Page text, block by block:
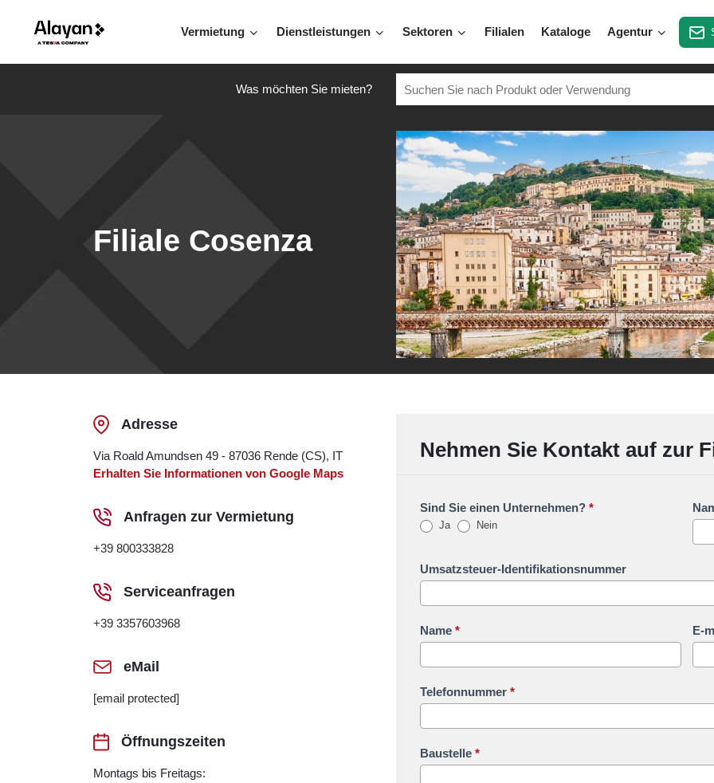
Vermietung Dienstleistungen Sektoren Filialen Kataloge Agentur
Was möchten Sie mieten?
Filiale Cosenza
Adresse
Via Roald Amundsen 49 - 87036 Rende (CS), IT
Erhalten Sie Informationen von Google Maps
Anfragen zur Vermietung
+39 800333828
Serviceanfragen
+39 3357603968
eMail
[email protected]
Öffnungszeiten
Montags bis Freitags:
Nehmen Sie Kontakt auf zur
Sind Sie einen Unternehmen? *
Ja Nein
Umsatzsteuer-Identifikationsnummer
Name * E-
Telefonnummer *
Baustelle *